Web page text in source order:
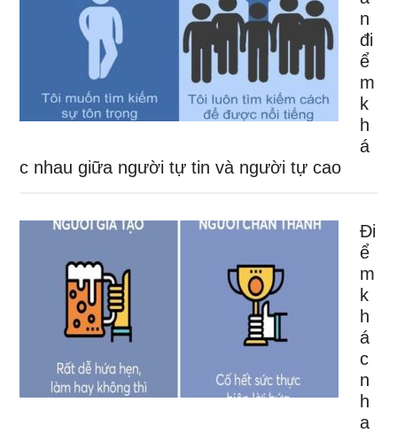
n
đi
ể
m
k
h
á
c nhau giữa người tự tin và người tự cao
Đi
ể
m
k
h
á
c
n
h
a